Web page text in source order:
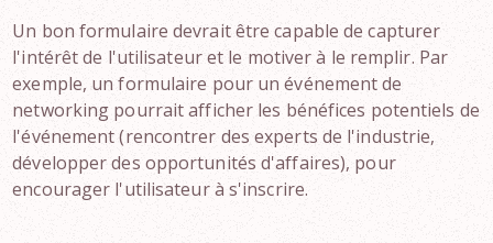
Un bon formulaire devrait être capable de capturer
l'intérêt de l'utilisateur et le motiver à le remplir. Par
exemple, un formulaire pour un événement de
networking pourrait afficher les bénéfices potentiels de
l'événement (rencontrer des experts de l'industrie,
développer des opportunités d'affaires), pour
encourager l'utilisateur à s'inscrire.